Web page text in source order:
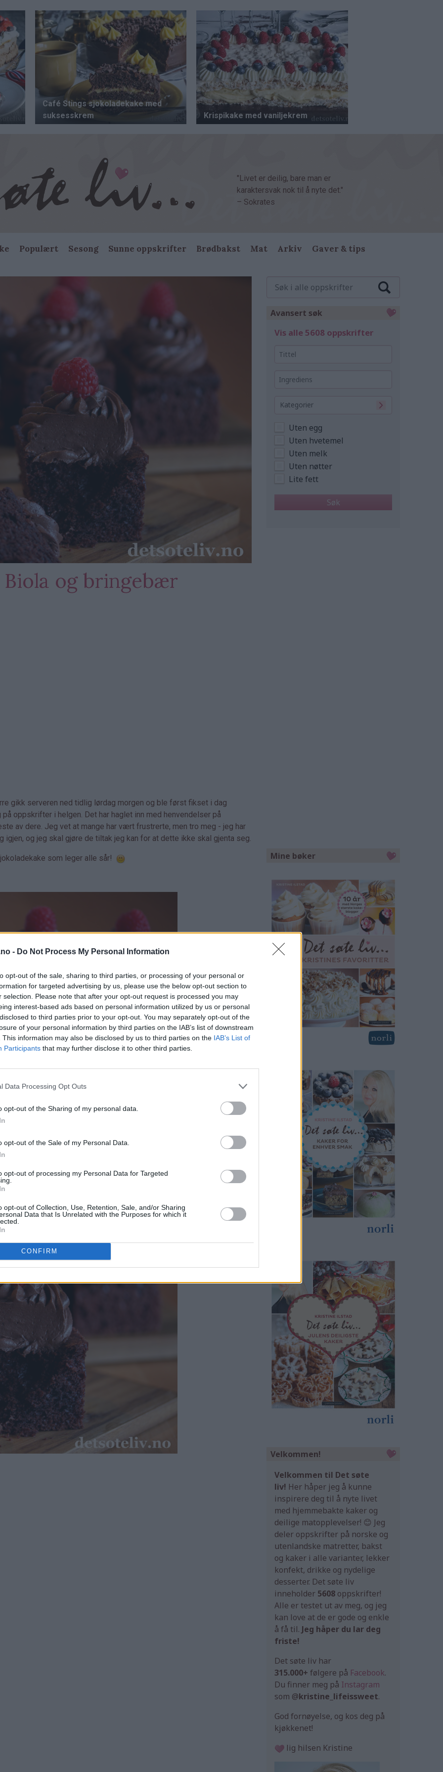
- Do Not Process My Personal Information
opt-out of the sale, sharing to third parties, or processing of your personal or
for targeted advertising by us, please use the below opt-out section to
selection. Please note that after your opt-out request is processed you may
interest-based ads based on personal information utilized by us or personal
to third parties prior to your opt-out. You may separately opt-out of the
of your personal information by third parties on the IAB’s list of downstream
This information may also be disclosed by us to third parties on the IAB’s List of
Participants that may further disclose it to other third parties.
Data Processing Opt Outs
opt-out of the Sharing of my personal data.
opt-out of the Sale of my Personal Data.
opt-out of processing my Personal Data for Targeted
opt-out of Collection, Use, Retention, Sale, and/or Sharing
Data that Is Unrelated with the Purposes for which it
CONFIRM
"Livet er deilig, bare man er
karaktersvak nok til å nyte det."
– Sokrates
Populært Sesong Sunne oppskrifter Brødbakst Mat Arkiv Gaver & tips
Biola og bringebær
gikk serveren ned tidlig lørdag morgen og ble først fikset i dag
oppskrifter i helgen. Det har haglet inn med henvendelser på
av dere. Jeg vet at mange har vært frustrerte, men tro meg - jeg har
igjen, og jeg skal gjøre de tiltak jeg kan for at dette ikke skal gjenta seg.
som leger alle sår!
gir supermyk kake med deilig smak.
gjør hvert kakestykke til en nytelse.
Avansert søk
Vis alle 5608 oppskrifter
Kategorier
Uten egg
Uten hvetemel
Uten melk
Uten nøtter
Lite fett
Mine bøker
Velkommen!
Velkommen til Det søte
liv! Her håper jeg å kunne
inspirere deg til å nyte livet
med hjemmebakte kaker og
deilige matopplevelser! 😊 Jeg
deler oppskrifter på norske og
utenlandske matretter, bakst
og kaker i alle varianter, lekker
konfekt, drikke og nydelige
desserter. Det søte liv
inneholder 5608 oppskrifter!
Alle er testet ut av meg, og jeg
kan love at de er gode og enkle
å få til. Jeg håper du lar deg
friste!
Det søte liv har
315.000+ følgere på Facebook.
Du finner meg på Instagram
som @kristine_lifeissweet.
God fornøyelse, og kos deg på
kjøkkenet!
lig hilsen Kristine